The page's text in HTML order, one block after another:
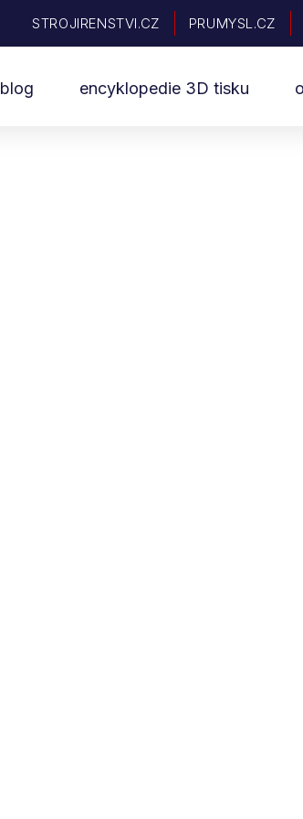
STROJIRENSTVI.CZ PRUMYSL.CZ
blog encyklopedie 3D tisku